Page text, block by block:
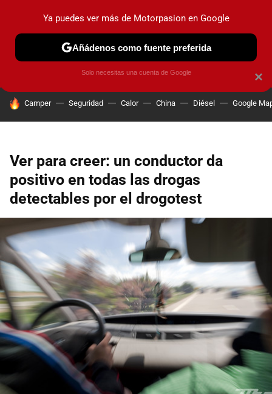
PRUEBAS COCHES ELÉCTRICOS OBSERVATORIO
HOY SE HABLA DE
Camper Seguridad Calor China Diésel Google
Ver para creer: un conductor da
positivo en todas las drogas
detectables por el drogotest
×
Ya puedes ver más de Motorpasion en Google
Añádenos como fuente preferida
Solo necesitas una cuenta de Google